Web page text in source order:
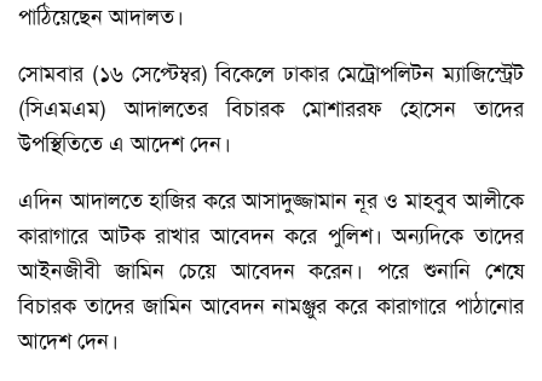
পাঠিয়েছেন আদালত।
সোমবার (১৬ সেপ্টেম্বর) বিকেলে ঢাকার মেট্রোপলিটন ম্যাজিস্ট্রেট
(সিএমএম) আদালতের বিচারক মোশাররফ হোসেন তাদের
উপস্থিতিতে এ আদেশ দেন।
এদিন আদালতে হাজির করে আসাদুজ্জামান নূর ও মাহবুব আলীকে
কারাগারে আটক রাখার আবেদন করে পুলিশ। অন্যদিকে তাদের
আইনজীবী জামিন চেয়ে আবেদন করেন। পরে শুনানি শেষে
বিচারক তাদের জামিন আবেদন নামঞ্জুর করে কারাগারে পাঠানোর
আদেশ দেন।